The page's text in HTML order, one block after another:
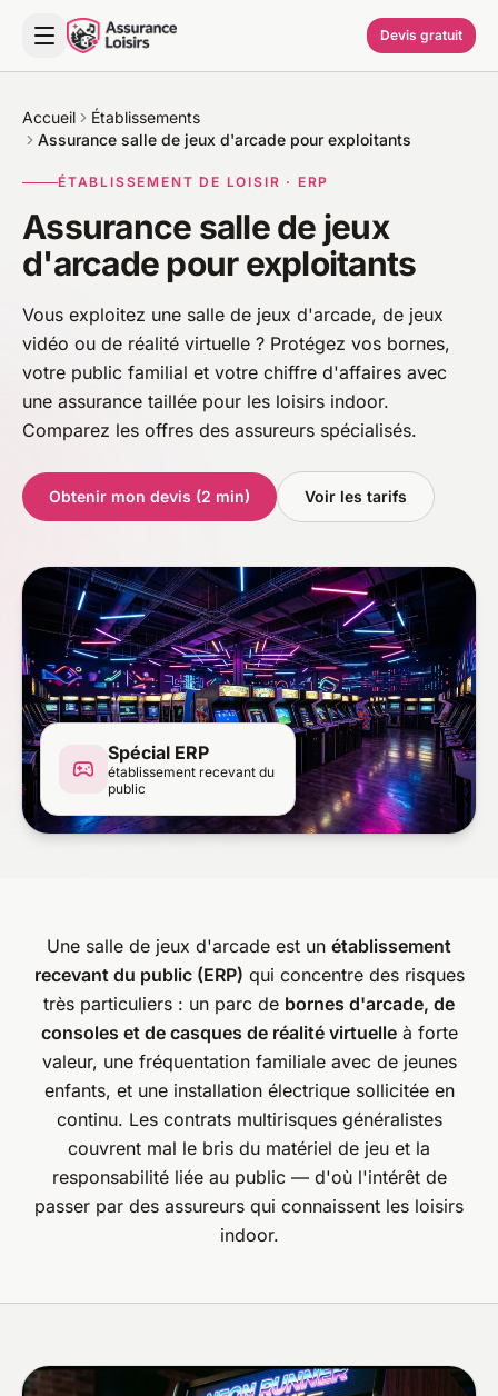
Devis gratuit
Accueil
Établissements
Assurance salle de jeux d'arcade pour exploitants
ÉTABLISSEMENT DE LOISIR · ERP
Assurance salle de jeux
d'arcade pour exploitants
Vous exploitez une salle de jeux d'arcade, de jeux
vidéo ou de réalité virtuelle ? Protégez vos bornes,
votre public familial et votre chiffre d'affaires avec
une assurance taillée pour les loisirs indoor.
Comparez les offres des assureurs spécialisés.
Obtenir mon devis (2 min) Voir les tarifs
Spécial ERP
établissement recevant du
public
Une salle de jeux d'arcade est un établissement
recevant du public (ERP) qui concentre des risques
très particuliers : un parc de bornes d'arcade, de
consoles et de casques de réalité virtuelleà forte
valeur, une fréquentation familiale avec de jeunes
enfants, et une installation électrique sollicitée en
continu. Les contrats multirisques généralistes
couvrent mal le bris du matériel de jeu et la
responsabilité liée au public — d'où l'intérêt de
passer par des assureurs qui connaissent les loisirs
indoor.